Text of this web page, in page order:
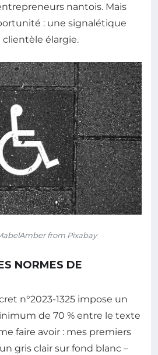
nantois. Mais
: une signalétique
clientèle élargie.
from Pixabay
NORMES DE
n°2023-1325 impose un
de 70 % entre le texte
faire avoir : mes premiers
gris clair sur fond blanc –